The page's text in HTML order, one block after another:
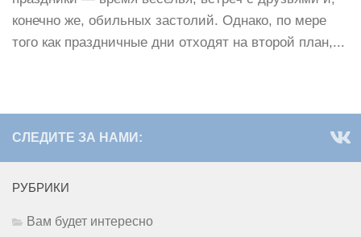
конечно же, обильных застолий. Однако, по мере
того как праздничные дни отходят на второй план,...
СЛЕДИТЕ ЗА НАМИ:
РУБРИКИ
Вам будет интересно